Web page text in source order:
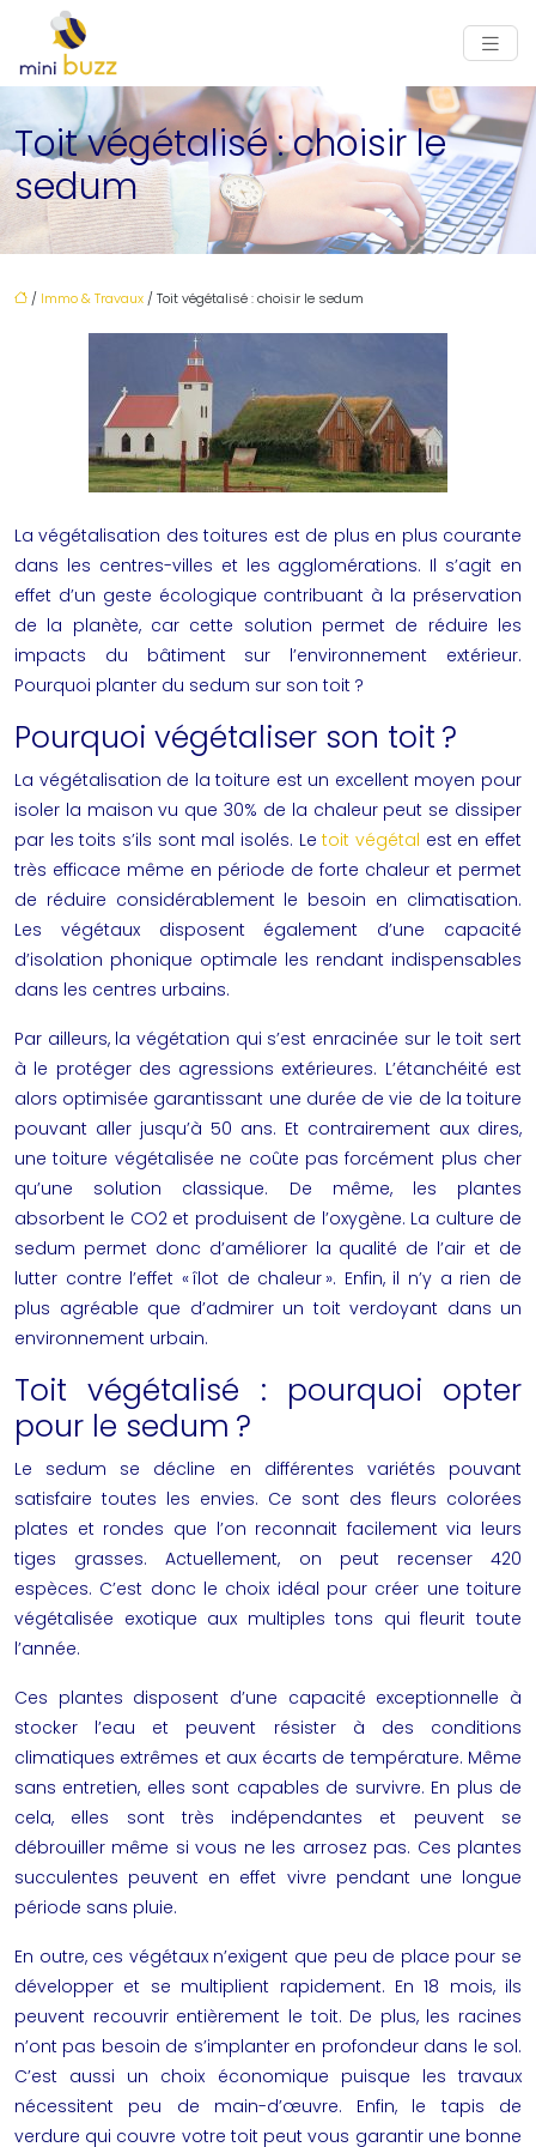
Toit végétalisé : choisir le
sedum
/ Immo & Travaux / Toit végétalisé : choisir le sedum
La végétalisation des toitures est de plus en plus courante
dans les centres-villes et les agglomérations. Il s’agit en
effet d’un geste écologique contribuant à la préservation
de la planète, car cette solution permet de réduire les
impacts du bâtiment sur l’environnement extérieur.
Pourquoi planter du sedum sur son toit ?
Pourquoi végétaliser son toit ?
La végétalisation de la toiture est un excellent moyen pour
isoler la maison vu que 30% de la chaleur peut se dissiper
par les toits s’ils sont mal isolés. Letoit végétal est en effet
très efficace même en période de forte chaleur et permet
de réduire considérablement le besoin en climatisation.
Les végétaux disposent également d’une capacité
d’isolation phonique optimale les rendant indispensables
dans les centres urbains.
Par ailleurs, la végétation qui s’est enracinée sur le toit sert
à le protéger des agressions extérieures. L’étanchéité est
alors optimisée garantissant une durée de vie de la toiture
pouvant aller jusqu’à 50 ans. Et contrairement aux dires,
une toiture végétalisée ne coûte pas forcément plus cher
qu’une solution classique. De même, les plantes
absorbent le CO2 et produisent de l’oxygène. La culture de
sedum permet donc d’améliorer la qualité de l’air et de
lutter contre l’effet « îlot de chaleur ». Enfin, il n’y a rien de
plus agréable que d’admirer un toit verdoyant dans un
environnement urbain.
Toit végétalisé : pourquoi opter
pour le sedum ?
Le sedum se décline en différentes variétés pouvant
satisfaire toutes les envies. Ce sont des fleurs colorées
plates et rondes que l’on reconnait facilement via leurs
tiges grasses. Actuellement, on peut recenser 420
espèces. C’est donc le choix idéal pour créer une toiture
végétalisée exotique aux multiples tons qui fleurit toute
l’année.
Ces plantes disposent d’une capacité exceptionnelle à
stocker l’eau et peuvent résister à des conditions
climatiques extrêmes et aux écarts de température. Même
sans entretien, elles sont capables de survivre. En plus de
cela, elles sont très indépendantes et peuvent se
débrouiller même si vous ne les arrosez pas. Ces plantes
succulentes peuvent en effet vivre pendant une longue
période sans pluie.
En outre, ces végétaux n’exigent que peu de place pour se
développer et se multiplient rapidement. En 18 mois, ils
peuvent recouvrir entièrement le toit. De plus, les racines
n’ont pas besoin de s’implanter en profondeur dans le sol.
C’est aussi un choix économique puisque les travaux
nécessitent peu de main-d’œuvre. Enfin, le tapis de
verdure qui couvre votre toit peut vous garantir une bonne